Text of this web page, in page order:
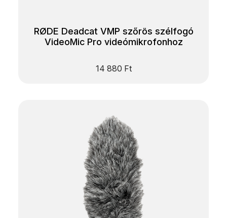
RØDE Deadcat VMP szőrös szélfogó
VideoMic Pro videómikrofonhoz
14 880 Ft